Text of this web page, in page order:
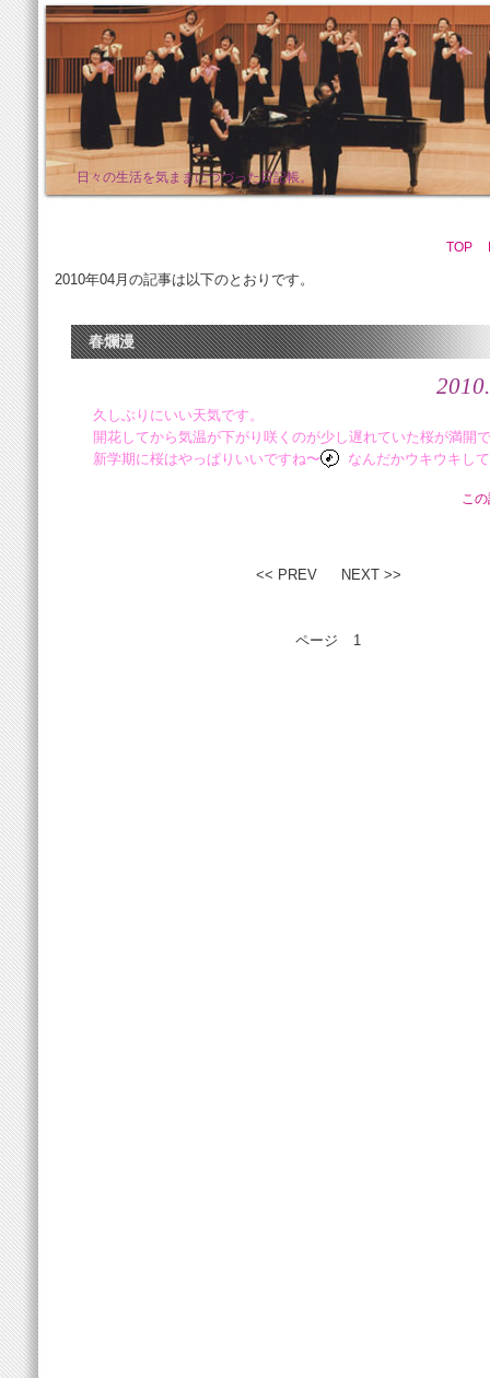
日々の生活を気ままにつづった日記帳。
TOP
2010年04月の記事は以下のとおりです。
春爛漫
久しぶりにいい天気です。
開花してから気温が下がり咲くのが少し遅れていた桜が満開
新学期に桜はやっぱりいいですね〜
なんだかウキウキし
こ
<< PREV NEXT >>
ページ 1